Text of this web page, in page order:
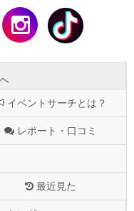
イベントサーチとは？
レポート・口コミ
最近見た